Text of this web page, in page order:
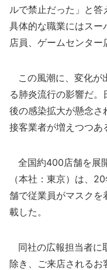
ルで禁止だった」と答
具体的な職業にはスー
店員、ゲームセンター
この風潮に、変化が
る肺炎流行の影響だ
後の感染拡大が懸念さ
接客業者が増えつつあ
全国約400店舗を展
（本社：東京）は、
舗で従業員がマスクを
載した。
同社の広報担当者に
除き、ご来店される